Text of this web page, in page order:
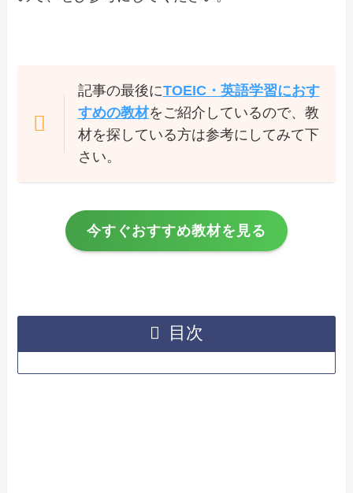
記事の最後にTOEIC・英語学習におす
すめの教材をご紹介しているので、教
材を探している方は参考にしてみて下
さい。
今すぐおすすめ教材を見る
目次